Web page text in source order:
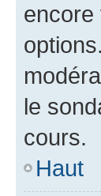
encore
le
cours.
Haut